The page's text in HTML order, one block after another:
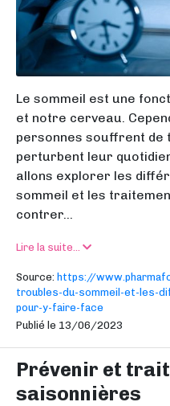
Le sommeil est une
et notre cerveau.
personnes souffrent de
perturbent leur
allons explorer les
sommeil et les
contrer...
Lire la suite...
Source: https://
troubles-du-sommeil-et-les-
pour-y-faire-face
Publié le 13/06/2023
Prévenir et
saisonnières